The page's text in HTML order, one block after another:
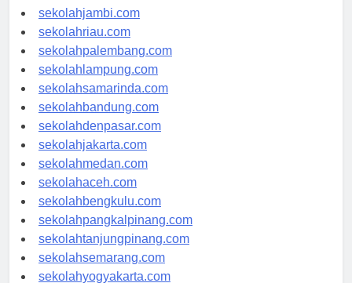
sekolahindonesia.id
sekolahjambi.com
sekolahriau.com
sekolahpalembang.com
sekolahlampung.com
sekolahsamarinda.com
sekolahbandung.com
sekolahdenpasar.com
sekolahjakarta.com
sekolahmedan.com
sekolahaceh.com
sekolahbengkulu.com
sekolahpangkalpinang.com
sekolahtanjungpinang.com
sekolahsemarang.com